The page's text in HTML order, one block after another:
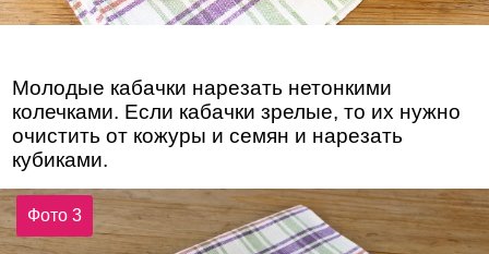
Молодые кабачки нарезать нетонкими
колечками. Если кабачки зрелые, то их нужно
очистить от кожуры и семян и нарезать
кубиками.
Фото 3